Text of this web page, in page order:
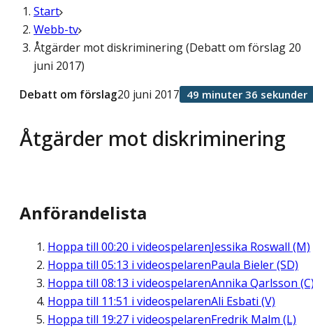
Start
Webb-tv
Åtgärder mot diskriminering (Debatt om förslag 20
juni 2017)
Åtgärder mot diskriminering
Debatt om förslag20 juni 2017 49 minuter 36 sekunder
Anförandelista
Hoppa till 00:20 i videospelarenJessika Roswall (M)
Hoppa till 05:13 i videospelarenPaula Bieler (SD)
Hoppa till 08:13 i videospelarenAnnika Qarlsson
Hoppa till 11:51 i videospelarenAli Esbati (V)
Hoppa till 19:27 i videospelarenFredrik Malm (L)